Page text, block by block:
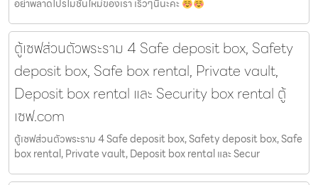
อย่าพลาดโปรโมชั้่นใหม่ของเรา เร็วๆนี้นะคะ
ตู้เซฟส่วนตัวพระราม 4 Safe deposit box, Safety
deposit box, Safe box rental, Private vault,
Deposit box rental และ Security box rental ตู้
เซฟ.com
ตู้เซฟส่วนตัวพระราม 4 Safe deposit box, Safety deposit box, Safe
box rental, Private vault, Deposit box rental และ Secur